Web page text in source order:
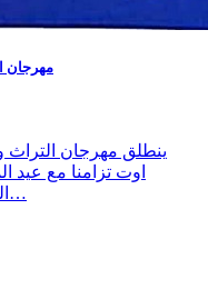
مهرجان
اوت تزامنا مع عيد
المنتظر ان تحقق حضورا متميزا ويتواصل…